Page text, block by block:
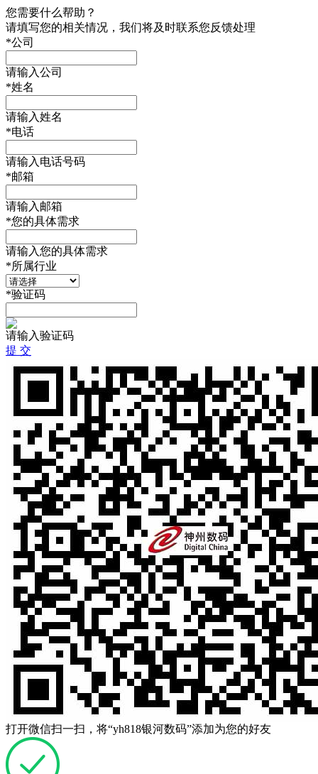
您需要什么帮助？
请填写您的相关情况，我们将及时联系您反馈处理
*公司
请输入公司
*姓名
请输入姓名
*电话
请输入电话号码
*邮箱
请输入邮箱
*您的具体需求
请输入您的具体需求
*所属行业
*验证码
请输入验证码
提 交
打开微信扫一扫，将“yh818银河数码”添加为您的好友